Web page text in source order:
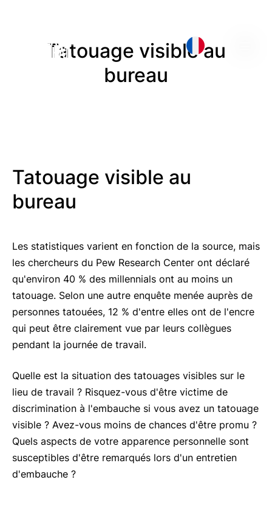
Tatouage visible au
bureau
Tatouage visible au
bureau
Les statistiques varient en fonction de la source, mais
les chercheurs du Pew Research Center ont déclaré
qu'environ 40 % des millennials ont au moins un
tatouage. Selon une autre enquête menée auprès de
personnes tatouées, 12 % d'entre elles ont de l'encre
qui peut être clairement vue par leurs collègues
pendant la journée de travail.
Quelle est la situation des tatouages visibles sur le
lieu de travail ? Risquez-vous d'être victime de
discrimination à l'embauche si vous avez un tatouage
visible ? Avez-vous moins de chances d'être promu ?
Quels aspects de votre apparence personnelle sont
susceptibles d'être remarqués lors d'un entretien
d'embauche ?